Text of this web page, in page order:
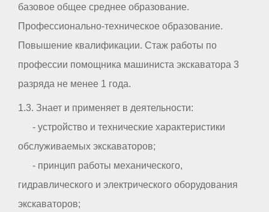
базовое общее среднее образование.
Профессионально-техническое образование.
Повышение квалификации. Стаж работы по
профессии помощника машиниста экскаватора 3
разряда не менее 1 года.
1.3. Знает и применяет в деятельности:
- устройство и технические характеристики
обслуживаемых экскаваторов;
- принцип работы механического,
гидравлического и электрического оборудования
экскаваторов;